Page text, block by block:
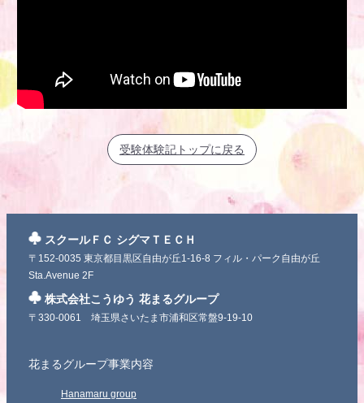
受験体験記トップに戻る
スクールＦＣ シグマＴＥＣＨ
〒152-0035 東京都目黒区自由が丘1-16-8 フィル・パーク自由が丘
Sta.Avenue 2F
株式会社こうゆう 花まるグループ
〒330-0061 埼玉県さいたま市浦和区常盤9-19-10
花まるグループ事業内容
Hanamaru group